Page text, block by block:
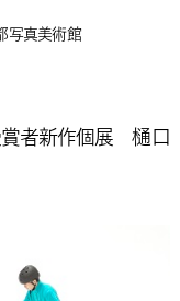
写真美術館
賞者新作個展 樋口